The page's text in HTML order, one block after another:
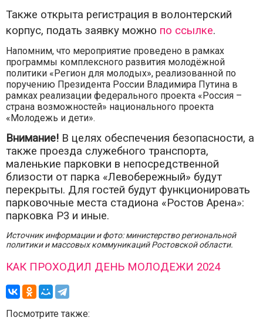
Также открыта регистрация в волонтерский
корпус, подать заявку можно по ссылке.
Напомним, что мероприятие проведено в рамках
программы комплексного развития молодёжной
политики «Регион для молодых», реализованной по
поручению Президента России Владимира Путина в
рамках реализации федерального проекта «Россия –
страна возможностей» национального проекта
«Молодежь и дети».
Внимание! В целях обеспечения безопасности, а
также проезда служебного транспорта,
маленькие парковки в непосредственной
близости от парка «Левобережный» будут
перекрыты. Для гостей будут функционировать
парковочные места стадиона «Ростов Арена»:
парковка Р3 и иные.
Источник информации и фото: министерство региональной
политики и массовых коммуникаций Ростовской области.
КАК ПРОХОДИЛ ДЕНЬ МОЛОДЕЖИ 2024
Посмотрите также: